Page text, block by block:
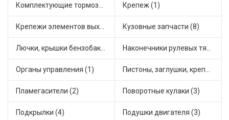
Комплектующие тормозной системы (4) Крепеж (1)
Крепежи элементов выхлопной системы (7) Кузовные запчасти (8)
Лючки, крышки бензобака (1) Наконечники рулевых тяг (12)
Органы управления (1) Пистоны, заглушки, крепежные элементы (4)
Пламегасители (2) Поворотные кулаки (3)
Подкрылки (4) Подушки двигателя (3)